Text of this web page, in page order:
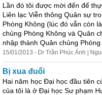
Lần đó tôi được mời đến để
Liên lạc Viễn thông Quân sự
Phòng Không (lúc đó vẫn còn
chủng Phòng Không và Quân
nhập thành Quân chủng Phòng
15/01/2013 - Dr Trần Phúc Ánh |
Bị xua đuổi
Hai năm học Đại học đầu tiên
của tôi là ở Đại học Sư phạm